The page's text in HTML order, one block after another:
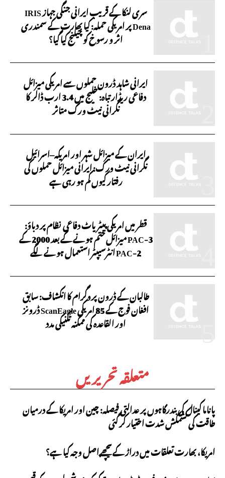
سری لنکا کے قریب ایرانی جنگی جہاز IRIS
Dena پر امریکی حملہ: کیا بھارت کے سمندری
اثر و رسوخ کو چیلنج کیا گیا؟
ایرانی شاہد ڈرون حملوں سے امریکی میزائل
دفاعی ریڈار تباہ: خلیج میں 3.4 ارب ڈالر کا
نگرانی نیٹ ورک متاثر
ایران کے میزائل شہر اور امریکہ–اسرائیل
نگرانی نیٹ ورک: ایرانی میزائل حملوں کی
رفتار کیوں کم ہو رہی ہے
قطر میں امریکی پیٹریاٹ دفاعی نظام پر دباؤ:
PAC-3 میزائل ختم ہونے کے بعد 2000 کے
PAC-2 انٹرسیپٹر استعمال ہونے لگے
طالبان کے ڈرون پروگرام کا انکشاف: سابق
افغان فوج کے 85 امریکی ScanEagle ڈرونز
اور القاعدہ کی ممکنہ تکنیکی مدد
متعلقہ تحریریں
پاناما کینال کی بندرگاہوں پر عدالتی فیصلہ: چین اور امریکا کے درمیان
طاقت کی کشمکش شدت اختیار کر گئی
امریکا، بھارت تعلقات میں دراڑ کے پیچھے اصل وجہ کیا ہے؟